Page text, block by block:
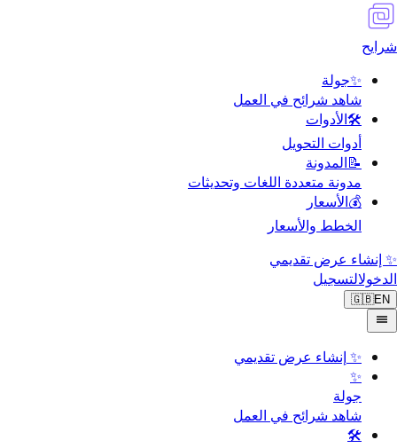
شرايح
✨جولة
شاهد شرائح في العمل
🛠️الأدوات
أدوات التحويل
📝المدونة
مدونة متعددة اللغات وتحديثات
💰الأسعار
الخطط والأسعار
✨ إنشاء عرض تقديمي
الدخولالتسجيل
🇬🇧EN
✨ إنشاء عرض تقديمي
✨
جولة
شاهد شرائح في العمل
🛠️